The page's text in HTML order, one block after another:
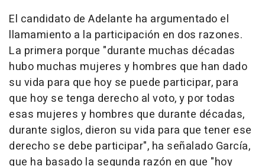
El candidato de Adelante ha argumentado el
llamamiento a la participación en dos razones.
La primera porque "durante muchas décadas
hubo muchas mujeres y hombres que han dado
su vida para que hoy se puede participar, para
que hoy se tenga derecho al voto, y por todas
esas mujeres y hombres que durante décadas,
durante siglos, dieron su vida para que tener ese
derecho se debe participar", ha señalado García,
que ha basado la segunda razón en que "hoy